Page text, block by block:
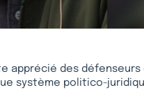
apprécié des
système politico-